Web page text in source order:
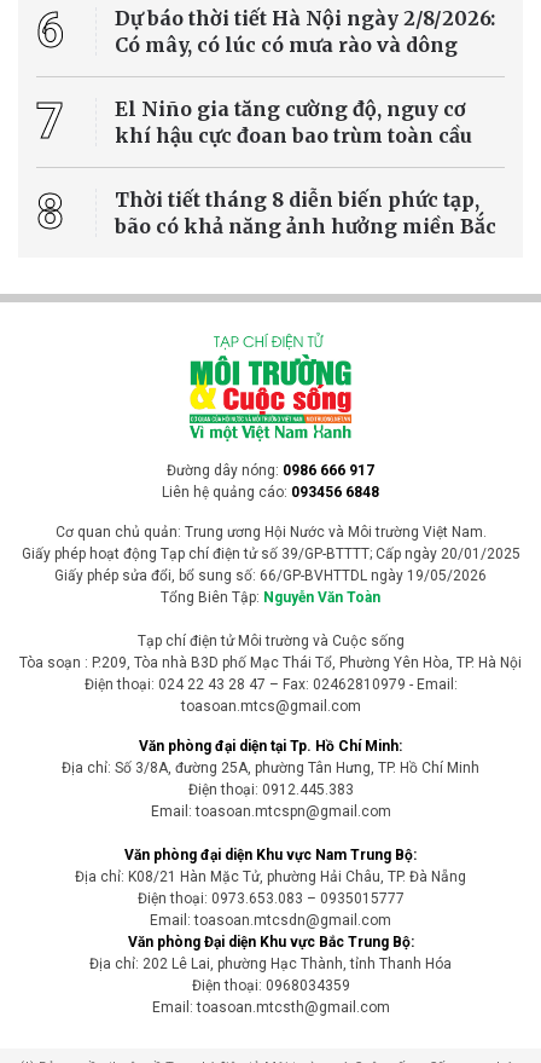
6
Dự báo thời tiết Hà Nội ngày 2/8/2026:
Có mây, có lúc có mưa rào và dông
7
El Niño gia tăng cường độ, nguy cơ
khí hậu cực đoan bao trùm toàn cầu
8
Thời tiết tháng 8 diễn biến phức tạp,
bão có khả năng ảnh hưởng miền Bắc
Đường dây nóng: 0986 666 917
Liên hệ quảng cáo: 093456 6848
Cơ quan chủ quản: Trung ương Hội Nước và Môi trường Việt Nam.
Giấy phép hoạt động Tạp chí điện tử số 39/GP-BTTTT; Cấp ngày 20/01/2025
Giấy phép sửa đổi, bổ sung số: 66/GP-BVHTTDL ngày 19/05/2026
Tổng Biên Tập: Nguyễn Văn Toàn
Tạp chí điện tử Môi trường và Cuộc sống
Tòa soạn : P.209, Tòa nhà B3D phố Mạc Thái Tổ, Phường Yên Hòa, TP. Hà Nội
Điện thoại: 024 22 43 28 47 – Fax: 02462810979 - Email:
toasoan.mtcs@gmail.com
Văn phòng đại diện tại Tp. Hồ Chí Minh:
Địa chỉ: Số 3/8A, đường 25A, phường Tân Hưng, TP. Hồ Chí Minh
Điện thoại: 0912.445.383
Email: toasoan.mtcspn@gmail.com
Văn phòng đại diện Khu vực Nam Trung Bộ:
Địa chỉ: K08/21 Hàn Mặc Tử, phường Hải Châu, TP. Đà Nẵng
Điện thoại: 0973.653.083 – 0935015777
Email: toasoan.mtcsdn@gmail.com
Văn phòng Đại diện Khu vực Bắc Trung Bộ:
Địa chỉ: 202 Lê Lai, phường Hạc Thành, tỉnh Thanh Hóa
Điện thoại: 0968034359
Email: toasoan.mtcsth@gmail.com